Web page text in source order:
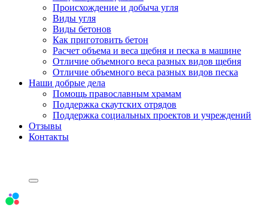
Происхождение и добыча угля
Виды угля
Виды бетонов
Как приготовить бетон
Расчет объема и веса щебня и песка в машине
Отличие объемного веса разных видов щебня
Отличие объемного веса разных видов песка
Наши добрые дела
Помощь православным храмам
Поддержка скаутских отрядов
Поддержка социальных проектов и учреждений
Отзывы
Контакты